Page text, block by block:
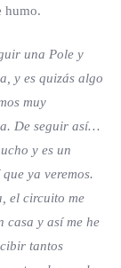
humo.
una Pole y
y es quizás algo
muy
De seguir así…
y es un
ya veremos.
el circuito me
casa y así me he
tantos